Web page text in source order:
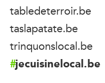
tabledeterroir.be
taslapatate.be
trinquonslocal.be
jecuisinelocal.be